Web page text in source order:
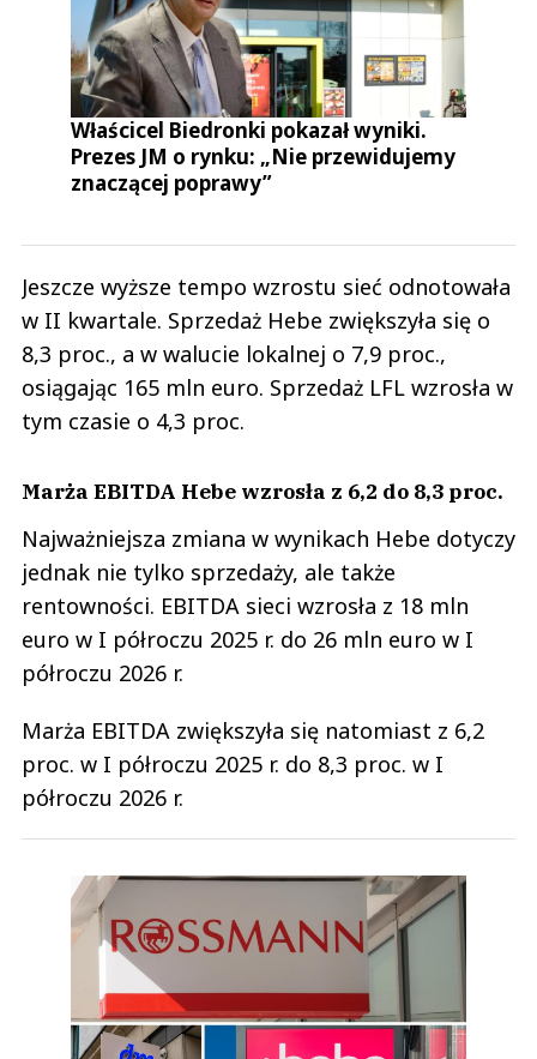
Właścicel Biedronki pokazał wyniki.
Prezes JM o rynku: „Nie przewidujemy
znaczącej poprawy”
Jeszcze wyższe tempo wzrostu sieć odnotowała
w II kwartale. Sprzedaż Hebe zwiększyła się o
8,3 proc., a w walucie lokalnej o 7,9 proc.,
osiągając 165 mln euro. Sprzedaż LFL wzrosła w
tym czasie o 4,3 proc.
Marża EBITDA Hebe wzrosła z 6,2 do 8,3 proc.
Najważniejsza zmiana w wynikach Hebe dotyczy
jednak nie tylko sprzedaży, ale także
rentowności. EBITDA sieci wzrosła z 18 mln
euro w I półroczu 2025 r. do 26 mln euro w I
półroczu 2026 r.
Marża EBITDA zwiększyła się natomiast z 6,2
proc. w I półroczu 2025 r. do 8,3 proc. w I
półroczu 2026 r.